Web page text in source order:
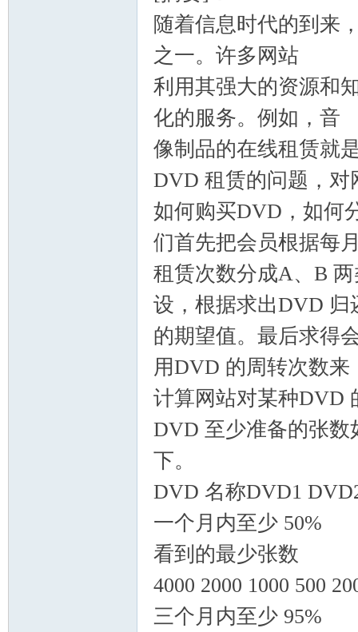
随着信息时代的到来
之一。许多网站
利用其强大的资源和
化的服务。例如，音
像制品的在线租赁就
DVD 租赁的问题，对
如何购买DVD，如何
们首先把会员根据每
租赁次数分成A、B
设，根据求出DVD 归
的期望值。最后求得
用DVD 的周转次数来
计算网站对某种DVD
DVD 至少准备的张数
下。
DVD 名称DVD1
一个月内至少 50%
看到的最少张数
4000 2000 1000 500
三个月内至少 95%